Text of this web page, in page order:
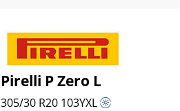
Pirelli P Zero L
305/30 R20 103YXL